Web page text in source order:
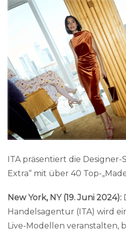
ITA präsentiert die Designer-
Extra“ mit über 40 Top-
New York, NY (19. Juni 2024):
Handelsagentur (ITA) wird
Live-Modellen veranstalten,